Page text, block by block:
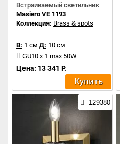
Встраиваемый светильник
Masiero VE 1193
Коллекция: Brass & spots
В: 1 см Д: 10 см
GU10 x 1 max 50W
Цена: 13 341 Р.
Купить
129380